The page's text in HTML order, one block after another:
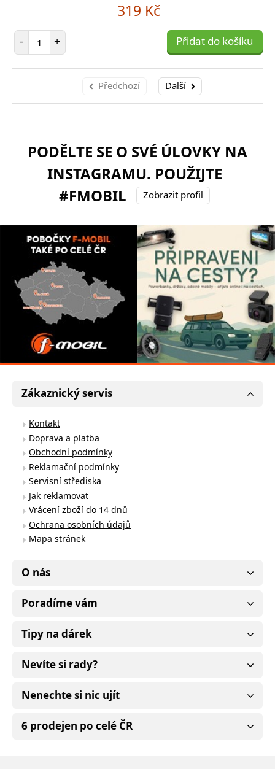
319 Kč
- Počet položek
+ Přidat do košíku
Předchozí Další
PODĚLTE SE O SVÉ ÚLOVKY NA
INSTAGRAMU. POUŽIJTE
#FMOBIL
Zobrazit profil
Zákaznický servis
Kontakt
Doprava a platba
Obchodní podmínky
Reklamační podmínky
Servisní střediska
Jak reklamovat
Vrácení zboží do 14 dnů
Ochrana osobních údajů
Mapa stránek
O nás
Poradíme vám
Tipy na dárek
Nevíte si rady?
Nenechte si nic ujít
6 prodejen po celé ČR